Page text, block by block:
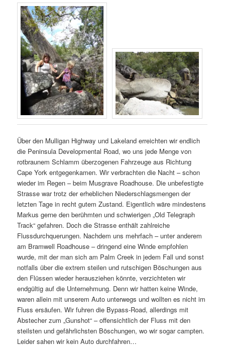
Über den Mulligan Highway und Lakeland erreichten wir endlich
die Peninsula Developmental Road, wo uns jede Menge von
rotbraunem Schlamm überzogenen Fahrzeuge aus Richtung
Cape York entgegenkamen. Wir verbrachten die Nacht – schon
wieder im Regen – beim Musgrave Roadhouse. Die unbefestigte
Strasse war trotz der erheblichen Niederschlagsmengen der
letzten Tage in recht gutem Zustand. Eigentlich wäre mindestens
Markus gerne den berühmten und schwierigen „Old Telegraph
Track“ gefahren. Doch die Strasse enthält zahlreiche
Flussdurchquerungen. Nachdem uns mehrfach – unter anderem
am Bramwell Roadhouse – dringend eine Winde empfohlen
wurde, mit der man sich am Palm Creek in jedem Fall und sonst
notfalls über die extrem steilen und rutschigen Böschungen aus
den Flüssen wieder herausziehen könnte, verzichteten wir
endgültig auf die Unternehmung. Denn wir hatten keine Winde,
waren allein mit unserem Auto unterwegs und wollten es nicht im
Fluss ersäufen. Wir fuhren die Bypass-Road, allerdings mit
Abstecher zum „Gunshot“ – offensichtlich der Fluss mit den
steilsten und gefährlichsten Böschungen, wo wir sogar campten.
Leider sahen wir kein Auto durchfahren…